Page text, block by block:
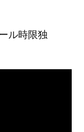
ル時限独